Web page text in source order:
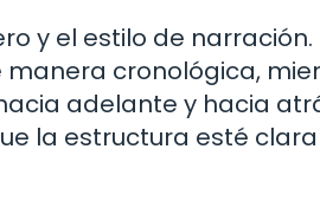
y el estilo de narración.
cronológica,
adelante y hacia
la estructura esté